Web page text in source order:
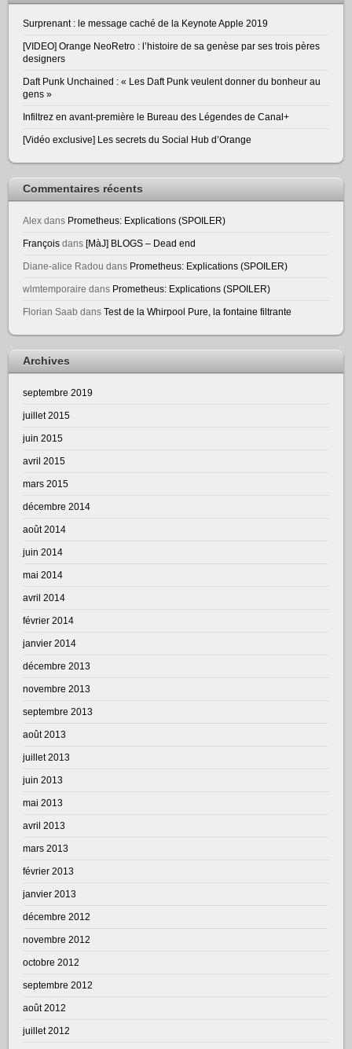
Surprenant : le message caché de la Keynote Apple 2019
[VIDEO] Orange NeoRetro : l’histoire de sa genèse par ses trois pères
designers
Daft Punk Unchained : « Les Daft Punk veulent donner du bonheur au
gens »
Infiltrez en avant-première le Bureau des Légendes de Canal+
[Vidéo exclusive] Les secrets du Social Hub d’Orange
Commentaires récents
Alex dans Prometheus: Explications (SPOILER)
François dans[MàJ] BLOGS – Dead end
Diane-alice Radou dans Prometheus: Explications (SPOILER)
wlmtemporaire dans Prometheus: Explications (SPOILER)
Florian Saab dansTest de la Whirpool Pure, la fontaine filtrante
Archives
septembre 2019
juillet 2015
juin 2015
avril 2015
mars 2015
décembre 2014
août 2014
juin 2014
mai 2014
avril 2014
février 2014
janvier 2014
décembre 2013
novembre 2013
septembre 2013
août 2013
juillet 2013
juin 2013
mai 2013
avril 2013
mars 2013
février 2013
janvier 2013
décembre 2012
novembre 2012
octobre 2012
septembre 2012
août 2012
juillet 2012